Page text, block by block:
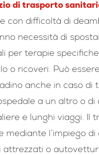
di trasporto
con difficoltà di
necessità di
per terapie
o ricoveri. Può
anche in caso di
a un altro o di
e lunghi viaggi. Il
mediante l’impiego di
attrezzati o